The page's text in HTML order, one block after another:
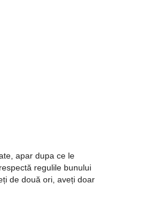
apar dupa ce le
regulile bunului
de două ori, aveți doar